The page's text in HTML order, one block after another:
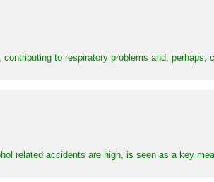
to respiratory problems and, perhaps,
related accidents are high, is seen as a key